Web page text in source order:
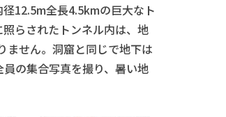
12.5m全長4.5kmの巨大なト
らされたトンネル内は、地
せん。洞窟と同じで地下は
の集合写真を撮り、暑い地